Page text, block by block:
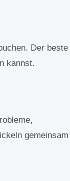
Der beste
kannst.
gemeinsam